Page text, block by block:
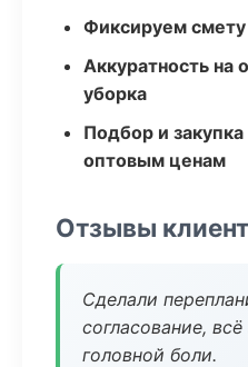
Фиксируем смету
Аккуратность на
уборка
Подбор и
оптовым ценам
Отзывы
Сделали
согласование,
головной боли.